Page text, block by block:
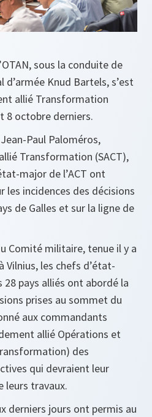
sous la conduite de
Knud Bartels, s’est
allié Transformation
8 octobre derniers.
Paul Paloméros,
Transformation (SACT),
major de l’ACT ont
les incidences des décisions
de Galles et sur la ligne de
Comité militaire, tenue il y a
Vilnius, les chefs d’état-
pays alliés ont abordé la
prises au sommet du
aux commandants
allié Opérations et
des
qui devraient leur
leurs travaux.
derniers jours ont permis au